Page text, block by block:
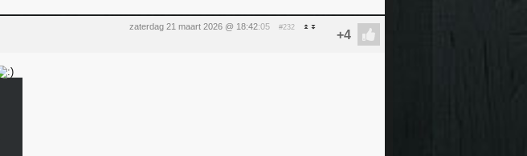
zaterdag 21 maart 2026 @ 18:42:05 #232